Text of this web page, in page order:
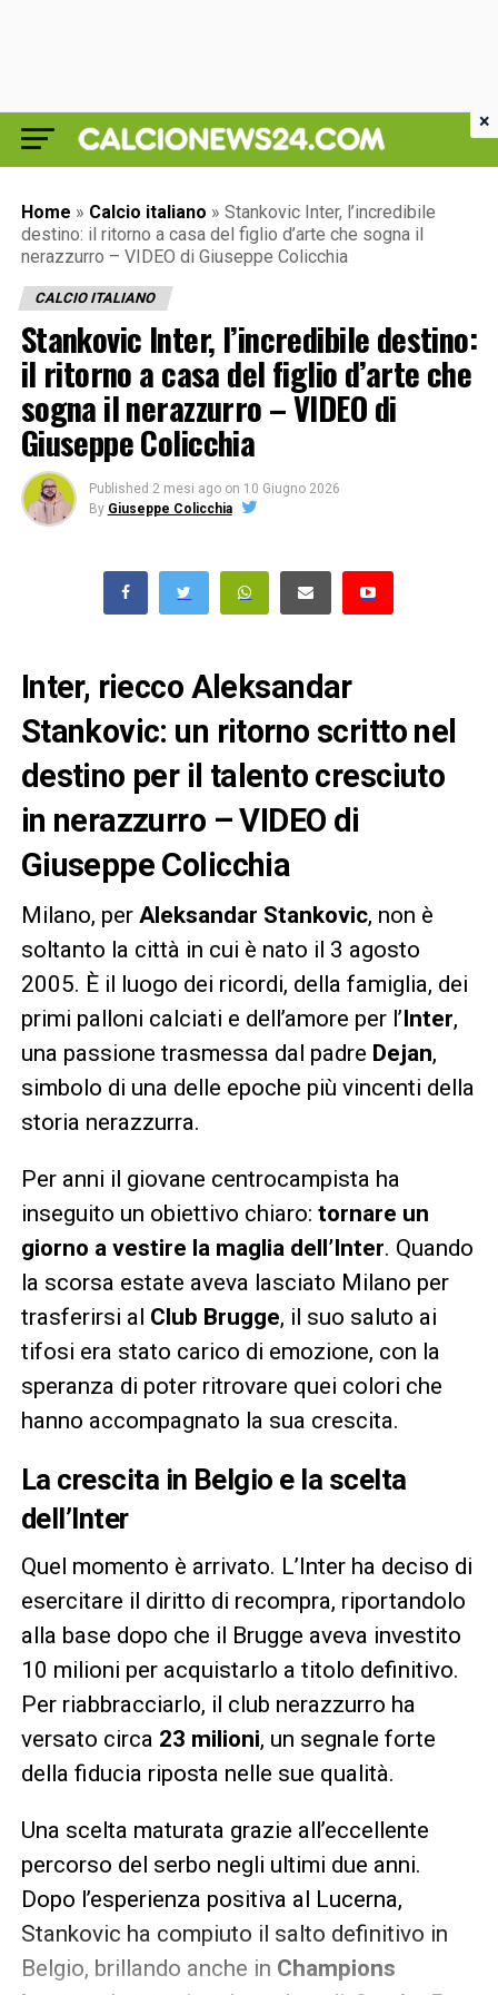
Home » Calcio italiano » Stankovic Inter, l’incredibile
destino: il ritorno a casa del figlio d’arte che sogna il
nerazzurro – VIDEO di Giuseppe Colicchia
CALCIO ITALIANO
Stankovic Inter, l’incredibile destino:
il ritorno a casa del figlio d’arte che
sogna il nerazzurro – VIDEO di
Giuseppe Colicchia
Published 2 mesi ago on 10 Giugno 2026
By Giuseppe Colicchia
Inter, riecco Aleksandar
Stankovic: un ritorno scritto nel
destino per il talento cresciuto
in nerazzurro – VIDEO di
Giuseppe Colicchia
Milano, per Aleksandar Stankovic, non è
soltanto la città in cui è nato il 3 agosto
2005. È il luogo dei ricordi, della famiglia, dei
primi palloni calciati e dell’amore per l’Inter,
una passione trasmessa dal padre Dejan,
simbolo di una delle epoche più vincenti della
storia nerazzurra.
Per anni il giovane centrocampista ha
inseguito un obiettivo chiaro: tornare un
giorno a vestire la maglia dell’Inter. Quando
la scorsa estate aveva lasciato Milano per
trasferirsi al Club Brugge, il suo saluto ai
tifosi era stato carico di emozione, con la
speranza di poter ritrovare quei colori che
hanno accompagnato la sua crescita.
La crescita in Belgio e la scelta
dell’Inter
Quel momento è arrivato. L’Inter ha deciso di
esercitare il diritto di recompra, riportandolo
alla base dopo che il Brugge aveva investito
10 milioni per acquistarlo a titolo definitivo.
Per riabbracciarlo, il club nerazzurro ha
versato circa 23 milioni, un segnale forte
della fiducia riposta nelle sue qualità.
Una scelta maturata grazie all’eccellente
percorso del serbo negli ultimi due anni.
Dopo l’esperienza positiva al Lucerna,
Stankovic ha compiuto il salto definitivo in
Belgio, brillando anche in Champions
×